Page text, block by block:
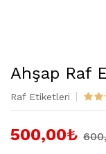
Ahşap Raf
Raf Etiketleri
500,00₺